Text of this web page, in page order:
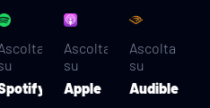
Ascolta
su
Apple
Ascolta
su
Audible